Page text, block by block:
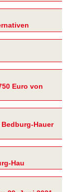
Euro von
Hauer
Hau